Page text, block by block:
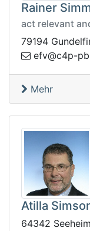
Rainer
act relevant
79194
avgyhfabp-
Mehr
Atilla
64342